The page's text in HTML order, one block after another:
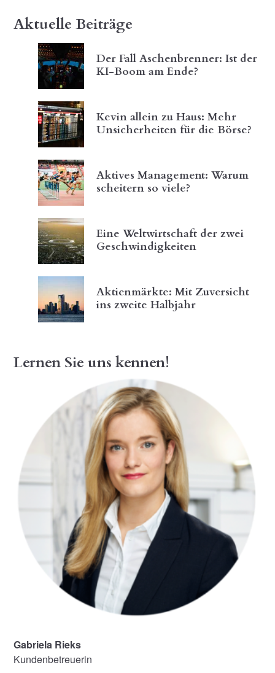
Aktuelle Beiträge
Der Fall Aschenbrenner: Ist der
KI-Boom am Ende?
Kevin allein zu Haus: Mehr
Unsicherheiten für die Börse?
Aktives Management: Warum
scheitern so viele?
Eine Weltwirtschaft der zwei
Geschwindigkeiten
Aktienmärkte: Mit Zuversicht
ins zweite Halbjahr
Lernen Sie uns kennen!
Gabriela Rieks
Kundenbetreuerin